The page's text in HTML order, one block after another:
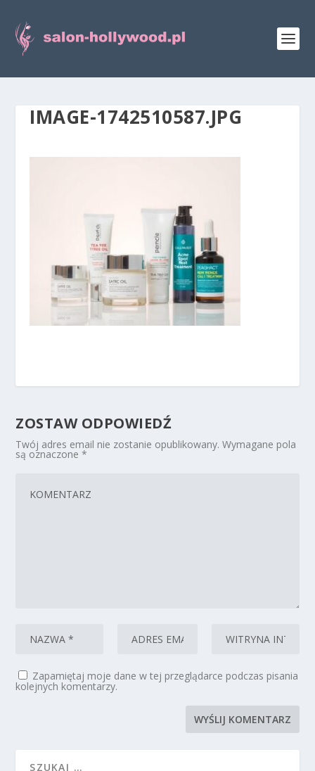
IMAGE-1742510587.JPG
ZOSTAW ODPOWIEDŹ
Twój adres email nie zostanie opublikowany. Wymagane pola
są oznaczone*
Zapamiętaj moje dane w tej przeglądarce podczas pisania
kolejnych komentarzy.